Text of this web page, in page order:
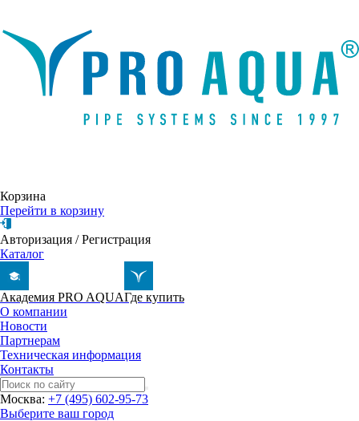
Корзина
Перейти в корзину
Авторизация /Регистрация
Каталог
Академия PRO AQUAГде купить
О компании
Новости
Партнерам
Техническая информация
Контакты
Москва: +7 (495) 602-95-73
Выберите ваш город